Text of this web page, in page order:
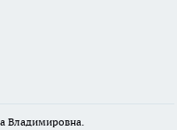
Владимировна.